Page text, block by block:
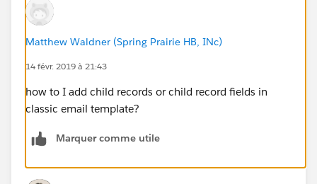
Matthew Waldner (Spring Prairie HB, INc)
14 févr. 2019 à 21:43
how to I add child records or child record fields in
classic email template?
Marquer comme utile